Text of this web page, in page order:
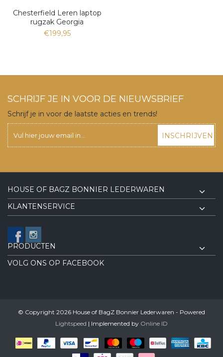
Chesterfield Leren laptop
rugzak Georgia
€199,95
SCHRIJF JE IN VOOR DE NIEUWSBRIEF
Schrijf je in voor de laatste acties en trends!
INSCHRIJVEN
HOUSE OF BAGZ BONNIER LEDERWAREN
KLANTENSERVICE
PRODUCTEN
VOLG ONS OP FACEBOOK
© Copyright 2026 House of BagZ Bonnier Lederwaren - Powered
Lightspeed | Implemented by Online ID